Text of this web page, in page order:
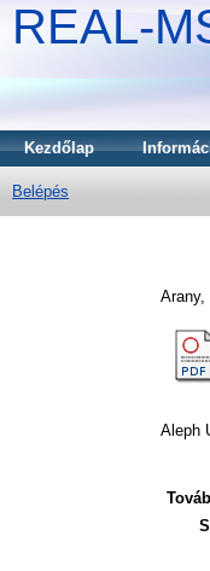
REAL-
Kezdőlap
Belépés
Arany,
Aleph